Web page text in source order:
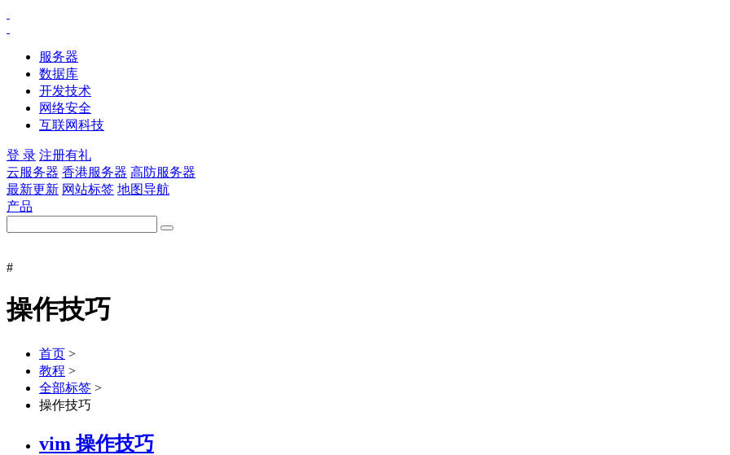
服务器
数据库
开发技术
网络安全
互联网科技
登 录 注册有礼
云服务器 香港服务器 高防服务器
最新更新 网站标签 地图导航
产品
#
操作技巧
首页 >
教程 >
全部标签 >
操作技巧
vim 操作技巧